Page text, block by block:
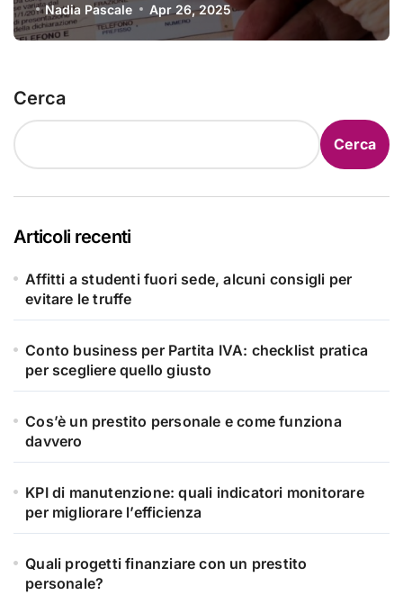
aprile
Nadia Pascale Apr 26, 2025
Cerca
Cerca
Articoli recenti
Affitti a studenti fuori sede, alcuni consigli per
evitare le truffe
Conto business per Partita IVA: checklist pratica
per scegliere quello giusto
Cos’è un prestito personale e come funziona
davvero
KPI di manutenzione: quali indicatori monitorare
per migliorare l’efficienza
Quali progetti finanziare con un prestito
personale?